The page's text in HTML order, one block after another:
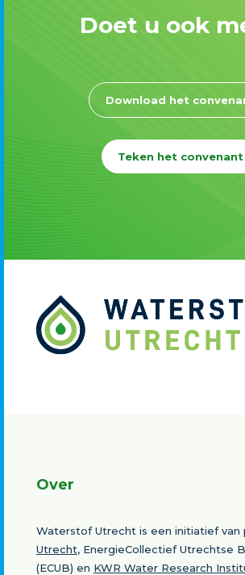
Doet u ook
Download het
Teken het convenant
Over
Waterstof Utrecht is een initiatief van
Utrecht, EnergieCollectief Utrechtse
(ECUB) en KWR Water Research